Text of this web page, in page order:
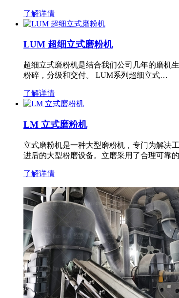
了解详情
LUM 超细立式磨粉机
超细立式磨粉机是结合我们公司几年的磨机
粉碎，分级和交付。 LUM系列超细立式…
了解详情
LM 立式磨粉机
立式磨粉机是一种大型磨粉机，专门为解决
进后的大型粉磨设备。立磨采用了合理可靠
了解详情